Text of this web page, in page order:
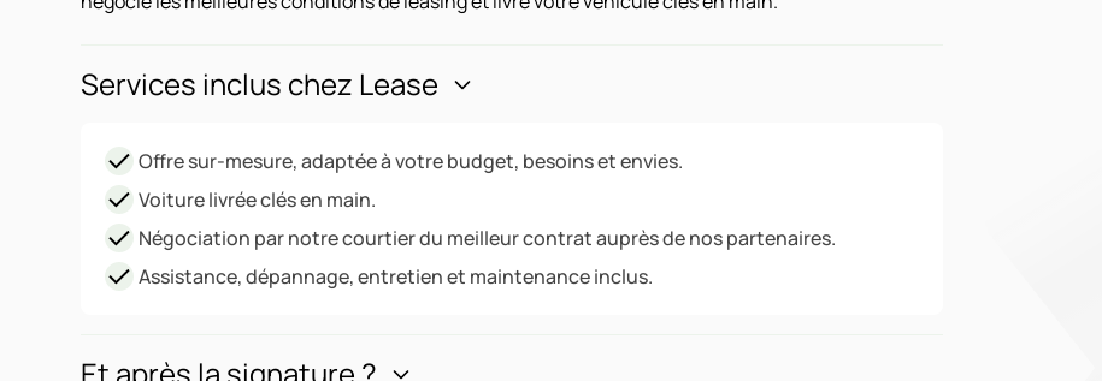
Services inclus chez Lease
Offre sur-mesure, adaptée à votre budget, besoins et envies.
Voiture livrée clés en main.
Négociation par notre courtier du meilleur contrat auprès de nos partenaires.
Assistance, dépannage, entretien et maintenance inclus.